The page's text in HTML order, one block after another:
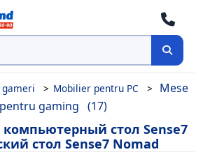
Mobilier pentru PC
Mese
pentru gaming (17)
стол Sense7
стол Sense7 Nomad